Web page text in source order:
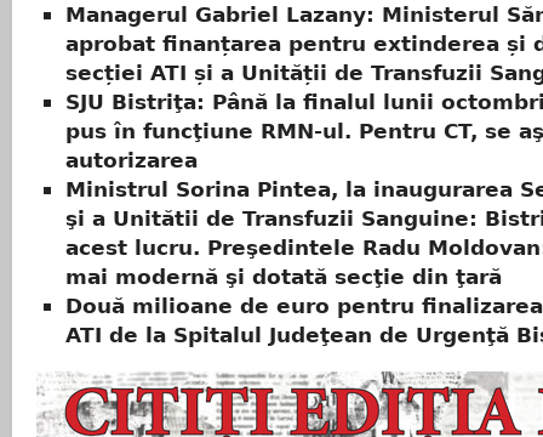
Managerul Gabriel Lazany: Ministerul
aprobat finanțarea pentru extinderea și
secției ATI și a Unității de Transfuzii
SJU Bistriţa: Până la finalul lunii
pus în funcţiune RMN-ul. Pentru CT, se
autorizarea
Ministrul Sorina Pintea, la inaugurarea
şi a Unitătii de Transfuzii Sanguine:
acest lucru. Preşedintele Radu
mai modernă şi dotată secţie din ţară
Două milioane de euro pentru
ATI de la Spitalul Judeţean de Urgenţă